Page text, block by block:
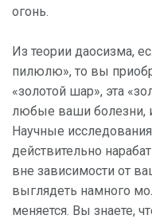
огонь.
Из теории даосизма,
пилюлю», то вы
«золотой шар», эта
любые ваши болезни,
Научные
действительно
вне зависимости от
выглядеть намного
меняется. Вы знаете,